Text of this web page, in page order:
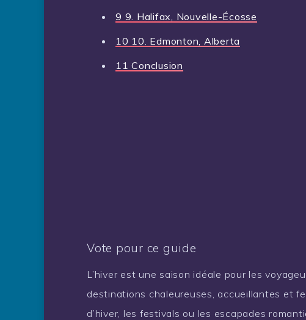
9 9. Halifax, Nouvelle-Écosse
10 10. Edmonton, Alberta
11 Conclusion
Vote pour ce guide
L’hiver est une saison idéale pour les
destinations chaleureuses, accueillantes et
d’hiver, les festivals ou les escapades